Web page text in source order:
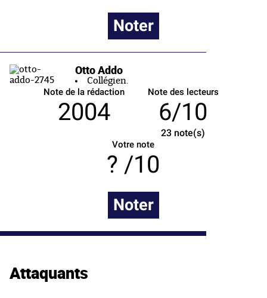
Noter
Otto Addo
Collégien.
Note de la rédaction
2004
Note des lecteurs
6/10
23 note(s)
Votre note
/10
Noter
Attaquants